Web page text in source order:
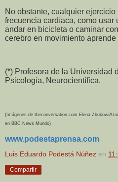
No obstante, cualquier
frecuencia cardíaca, como usar
andar en bicicleta o caminar
cerebro en movimiento aprende
(*) Profesora de la Universidad
Psicología, Neurocientífica.
(Imágenes de theconversation.com Elena Zhukova/
en BBC News Mundo)
www.podestaprensa.com
Luis Eduardo Podestá Núñez en
Compartir